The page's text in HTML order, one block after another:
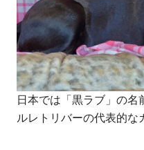
日本では「黒ラブ」の名
ルレトリバーの代表的な